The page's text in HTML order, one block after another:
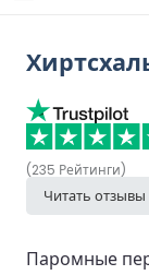
(235 Рейтинги)
Читать отзывы
Паромные